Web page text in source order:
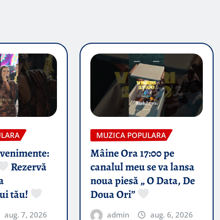
Rezervă
tău!
aug. 7, 2026
MUZICA POPULARA
Mâine Ora 17:00 pe
canalul meu se va lansa
noua piesă „ O Data, De
Doua Ori”
admin aug. 6, 2026